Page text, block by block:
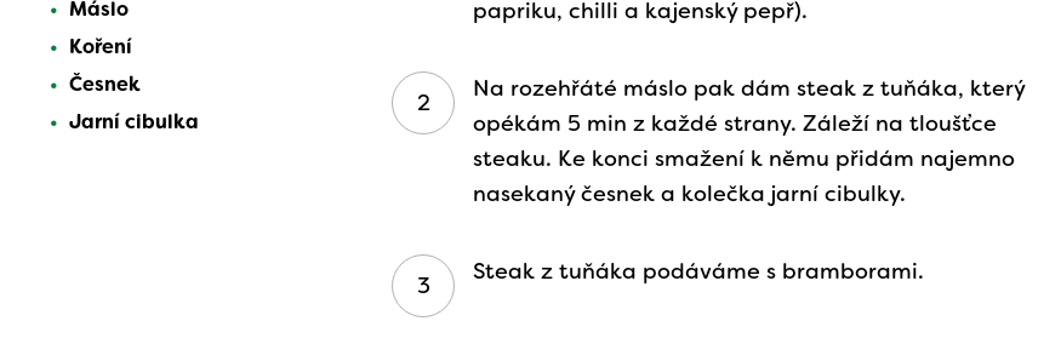
Máslo
Koření
Česnek
Jarní cibulka
papriku, chilli a kajenský pepř).
Na rozehřáté máslo pak dám steak z tuňáka, který
opékám 5 min z každé strany. Záleží na tloušťce
steaku. Ke konci smažení k němu přidám najemno
nasekaný česnek a kolečka jarní cibulky.
Steak z tuňáka podáváme s bramborami.